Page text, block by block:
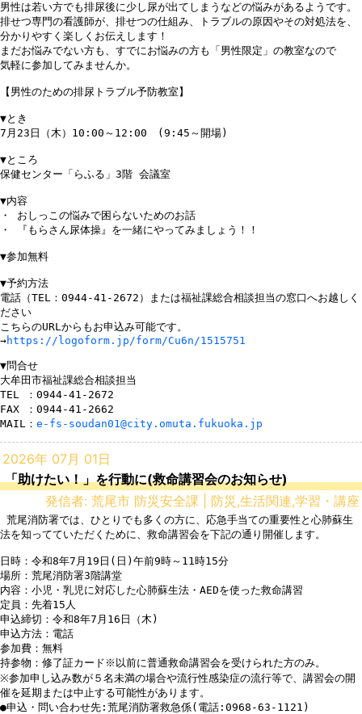
男性は若い方でも排尿後に少し尿が出てしまうなどの悩みがあるようです。
排せつ専門の看護師が、排せつの仕組み、トラブルの原因やその対処法を、
分かりやすく楽しくお伝えします！
まだお悩みでない方も、すでにお悩みの方も「男性限定」の教室なので
気軽に参加してみませんか。
【男性のための排尿トラブル予防教室】
▼とき
7月23日（木）10:00～12:00　(9:45～開場)
▼ところ
保健センター「らふる」3階 会議室
▼内容
・ おしっこの悩みで困らないためのお話
・ 『もらさん尿体操』を一緒にやってみましょう！！
▼参加無料
▼予約方法
電話（TEL：0944-41-2672）または福祉課総合相談担当の窓口へお越しく
ださい
こちらのURLからもお申込み可能です。
→https://logoform.jp/form/Cu6n/1515751
▼問合せ
大牟田市福祉課総合相談担当
TEL ：0944-41-2672
FAX ：0944-41-2662
MAIL： e-fs-soudan01@city.omuta.fukuoka.jp
2026年 07月 01日
「助けたい！」を行動に(救命講習会のお知らせ)
発信者: 荒尾市 防災安全課 | 防災,生活関連,学習・講座
法を知ってていただくために、救命講習会を下記の通り開催します。
日時：令和8年7月19日(日)午前9時～11時15分
場所：荒尾消防署3階講堂
内容：小児・乳児に対応した心肺蘇生法・AEDを使った救命講習
定員：先着15人
申込締切：令和8年7月16日（木)
申込方法：電話
参加費：無料
持参物：修了証カード※以前に普通救命講習会を受けられた方のみ。
※参加申し込み数が５名未満の場合や流行性感染症の流行等で、講習会の開
催を延期または中止する可能性があります。
●申込・問い合わせ先:荒尾消防署救急係(電話:0968-63-1121)